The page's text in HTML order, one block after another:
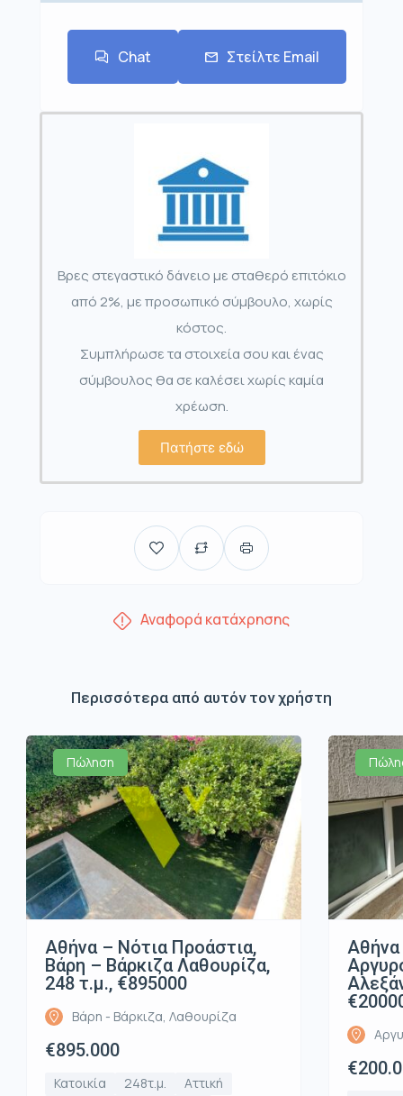
Chat Στείλτε Email
Βρες στεγαστικό δάνειο με σταθερό επιτόκιο
από 2%, με προσωπικό σύμβουλο, χωρίς
κόστος.
Συμπλήρωσε τα στοιχεία σου και ένας
σύμβουλος θα σε καλέσει χωρίς καμία
χρέωση.
Πατήστε εδώ
Αναφορά κατάχρησης
Περισσότερα από αυτόν τον χρήστη
Πώληση
Αθήνα – Νότια Προάστια,
Βάρη – Βάρκιζα Λαθουρίζα,
248 τ.μ., €895000
Βάρη - Βάρκιζα, Λαθουρίζα
€895.000
Κατοικία 248τ.μ. Αττική
Αθήνα